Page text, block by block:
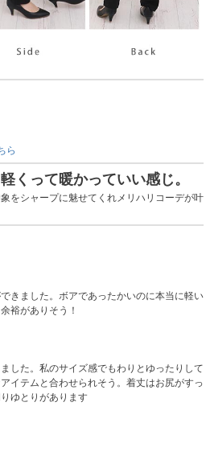
ら
くって暖かっていい感じ。
をシャープに魅せてくれメリハリコーデが叶
きました。ボアであったかいのに本当に軽い
裕がありそう！
した。私のサイズ感でもわりとゆったりして
イテムと合わせられそう。着丈はお尻がすっ
ゆとりがあります